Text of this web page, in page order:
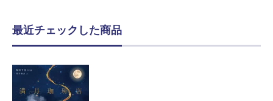
最近チェックした商品